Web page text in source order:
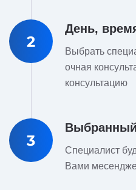
2
День,
Выбрать
очная
консультацию
3
Специалист
Вами